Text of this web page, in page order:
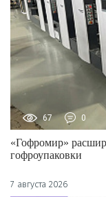
67 0
«Гофромир»
гофроупаковки
7 августа 2026